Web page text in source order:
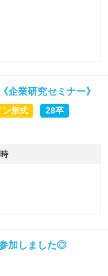
業研究セミナー》
ン形式
28卒
参加しました◎